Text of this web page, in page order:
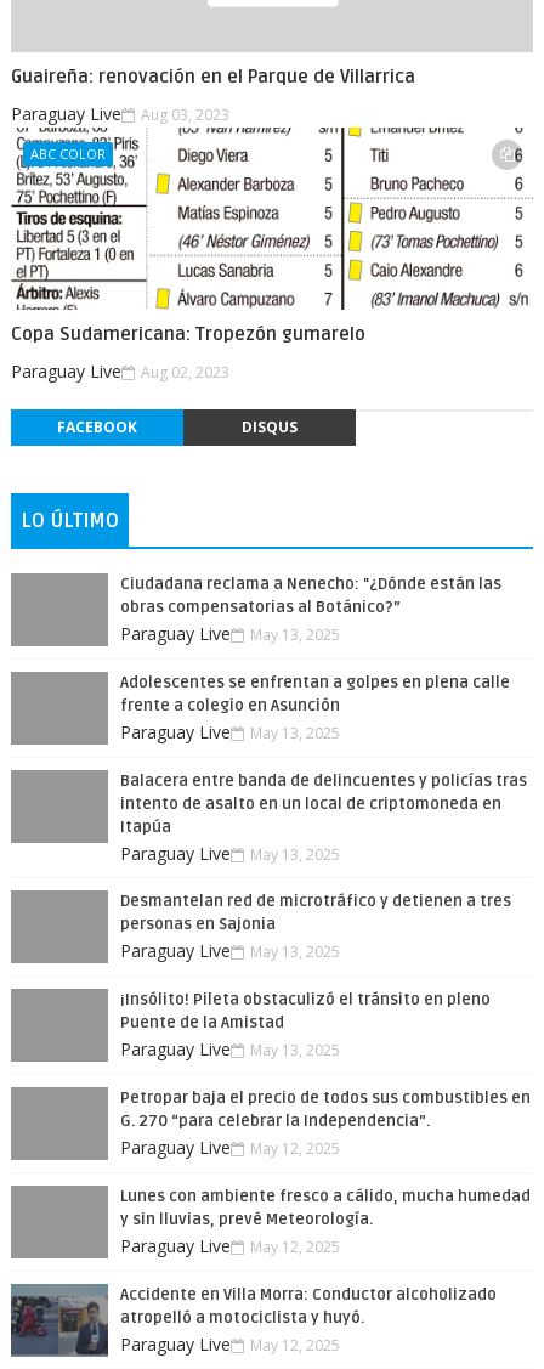
Guaireña: renovación en el Parque de Villarrica
Paraguay Live Aug 03, 2023
ABC COLOR
Copa Sudamericana: Tropezón gumarelo
Paraguay Live Aug 02, 2023
FACEBOOK DISQUS
LO ÚLTIMO
Ciudadana reclama a Nenecho: "¿Dónde están las
obras compensatorias al Botánico?”
Paraguay Live May 13, 2025
Adolescentes se enfrentan a golpes en plena calle
frente a colegio en Asunción
Paraguay Live May 13, 2025
Balacera entre banda de delincuentes y policías tras
intento de asalto en un local de criptomoneda en
Itapúa
Paraguay Live May 13, 2025
Desmantelan red de microtráfico y detienen a tres
personas en Sajonia
Paraguay Live May 13, 2025
¡Insólito! Pileta obstaculizó el tránsito en pleno
Puente de la Amistad
Paraguay Live May 13, 2025
Petropar baja el precio de todos sus combustibles en
G. 270 “para celebrar la Independencia”.
Paraguay Live May 12, 2025
Lunes con ambiente fresco a cálido, mucha humedad
y sin lluvias, prevé Meteorología.
Paraguay Live May 12, 2025
Accidente en Villa Morra: Conductor alcoholizado
atropelló a motociclista y huyó.
Paraguay Live May 12, 2025